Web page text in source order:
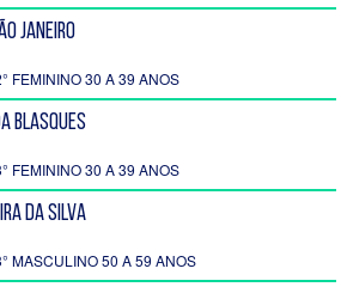
JANEIRO
FEMININO 30 A 39 ANOS
BLASQUES
FEMININO 30 A 39 ANOS
DA SILVA
MASCULINO 50 A 59 ANOS